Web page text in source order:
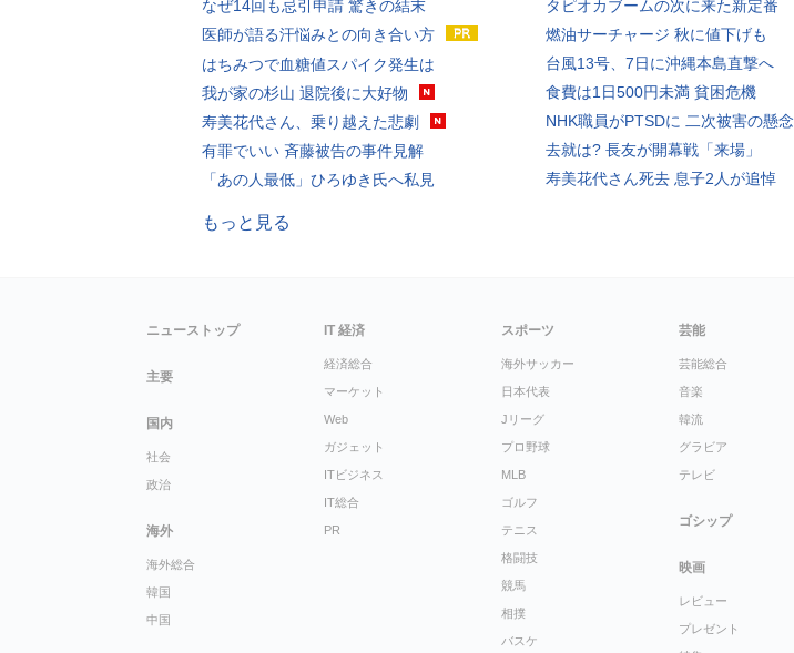
なぜ14回も忌引申請 驚きの結末
医師が語る汗悩みとの向き合い方
はちみつで血糖値スパイク発生は
我が家の杉山 退院後に大好物
寿美花代さん、乗り越えた悲劇
有罪でいい 斉藤被告の事件見解
「あの人最低」ひろゆき氏へ私見
タピオカブームの次に来た新定番
燃油サーチャージ 秋に値下げも
台風13号、7日に沖縄本島直撃へ
食費は1日500円未満 貧困危機
NHK職員がPTSDに 二次被害の懸念
去就は? 長友が開幕戦「来場」
寿美花代さん死去 息子2人が追悼
もっと見る
ニューストップ
主要
国内
社会
政治
海外
海外総合
韓国
中国
IT 経済
経済総合
マーケット
Web
ガジェット
ITビジネス
IT総合
PR
スポーツ
海外サッカー
日本代表
Jリーグ
プロ野球
MLB
ゴルフ
テニス
格闘技
競馬
相撲
バスケ
芸能
芸能総合
音楽
韓流
グラビア
テレビ
ゴシップ
映画
レビュー
プレゼント